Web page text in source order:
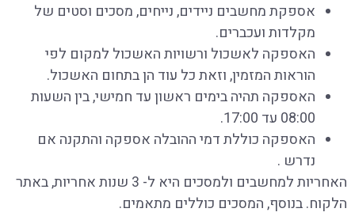
אספקת מחשבים ניידים, נייחים, מסכים וסטים של
מקלדות ועכברים.
האספקה לאשכול ורשויות האשכול למקום לפי
הוראות המזמין, וזאת כל עוד הן בתחום האשכול.
האספקה תהיה בימים ראשון עד חמישי, בין השעות
08:00 עד 17:00.
האספקה כוללת דמי ההובלה אספקה והתקנה אם
נדרש .
האחריות למחשבים ולמסכים היא ל- 3 שנות אחריות, באתר
הלקוח. בנוסף, המסכים כוללים מתאמים.